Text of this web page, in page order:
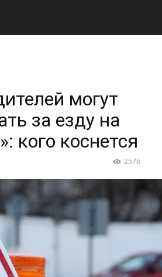
могут
за езду на
кого коснется
2576